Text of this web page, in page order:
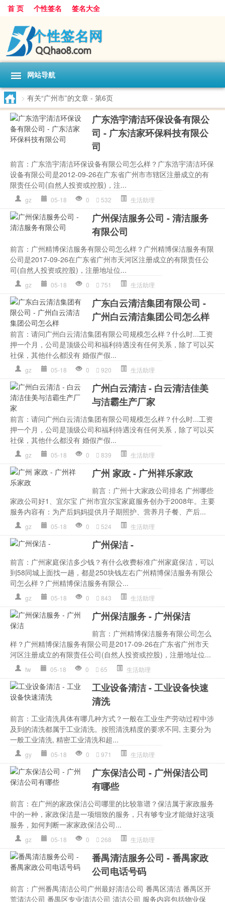
首 页 个性签名 签名大全
网站导航
> 有关“广州市”的文章 - 第6页
广东浩宇清洁环保设备有限公
司 - 广东洁家环保科技有限公
司
前言：广东浩宇清洁环保设备有限公司怎么样？广东浩宇清洁环保
设备有限公司是2012-09-26在广东省广州市市辖区注册成立的有
限责任公司(自然人投资或控股)，注...
gz 05-18 0 532 生活助理
广州保洁服务公司 - 清洁服务
有限公司
前言：广州精博保洁服务有限公司怎么样？广州精博保洁服务有限
公司是2017-09-26在广东省广州市天河区注册成立的有限责任公
司(自然人投资或控股)，注册地址位...
gz 05-18 0 751 生活助理
广东白云清洁集团有限公司 -
广州白云清洁集团公司怎么样
前言：请问广州白云清洁集团有限公司规模怎么样？什么时...工资
押一个月，公司是顶级公司和福利待遇没有任何关系，除了可以买
社保，其他什么都没有 婚假产假...
gz 05-18 0 920 生活助理
广州白云清洁 - 白云清洁佳美
与洁霸生产厂家
前言：请问广州白云清洁集团有限公司规模怎么样？什么时...工资
押一个月，公司是顶级公司和福利待遇没有任何关系，除了可以买
社保，其他什么都没有 婚假产假...
gz 05-18 0 839 生活助理
广州 家政 - 广州祥乐家政
前言：广州十大家政公司排名 广州哪些
家政公司好1、宜尔宝 广州市宜尔宝家庭服务创办于2008年。主要
服务内容有：为产后妈妈提供月子期照护、营养月子餐、产后...
gz 05-18 0 524 生活助理
广州保洁 -
前言：广州家庭保洁多少钱？有什么收费标准广州家庭保洁，可以
到58同城上面找一趟，都是250块钱左右广州精博保洁服务有限公
司怎么样？广州精博保洁服务有限公...
gz 05-18 0 843 生活助理
广州保洁服务 - 广州保洁
前言：广州精博保洁服务有限公司怎么
样？广州精博保洁服务有限公司是2017-09-26在广东省广州市天
河区注册成立的有限责任公司(自然人投资或控股)，注册地址位...
fw 05-18 0 65 生活助理
工业设备清洁 - 工业设备快速
清洗
前言：工业清洗具体有哪几种方式？一般在工业生产劳动过程中涉
及到的清洗都属于工业清洗。按照清洗精度的要求不同, 主要分为
一般工业清洗, 精密工业清洗和超...
gy 05-18 0 971 生活助理
广东保洁公司 - 广州保洁公司
有哪些
前言：在广州的家政保洁公司哪里的比较靠谱？保洁属于家政服务
中的一种，家政保洁是一项细致的服务，只有够专业才能做好这项
服务，如何判断一家家政保洁公司...
gz 05-18 0 268 生活助理
番禺清洁服务公司 - 番禺家政
公司电话号码
前言：广州番禺清洁公司广州最好清洁公司 番禺区清洁 番禺区开
荒清洁公司 番禺区专业清洁公司 清洁公司 服务内容包括物业保